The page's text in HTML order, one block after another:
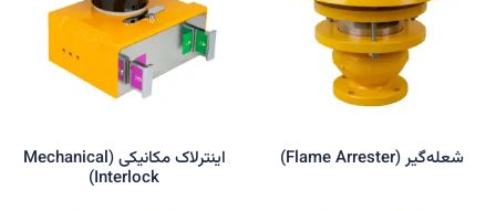
شعله‌گیر (Flame Arrester) اینترلاک مکانیکی (Mechanical
Interlock)